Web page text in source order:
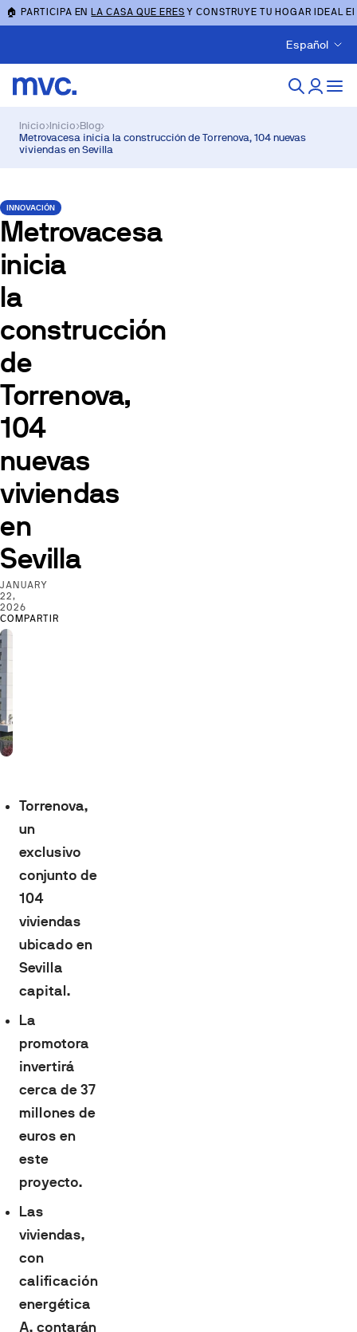
🏠 PARTICIPA ENLA CASA QUE ERES Y CONSTRUYE TU HOGAR IDEAL
Español
Inicio›Inicio›Blog›
Metrovacesa inicia la construcción de Torrenova, 104 nuevas
viviendas en Sevilla
INNOVACIÓN
Metrovacesa
inicia
la
construcción
de
Torrenova,
104
nuevas
viviendas
en
Sevilla
JANUARY
22,
2026
COMPARTIR
Torrenova,
un
exclusivo
conjunto de
104
viviendas
ubicado en
Sevilla
capital.
La
promotora
invertirá
cerca de 37
millones de
euros en
este
proyecto.
Las
viviendas,
con
calificación
energética
A, contarán